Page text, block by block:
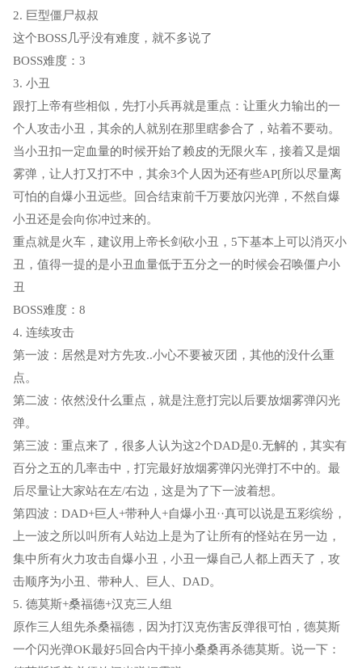
2. 巨型僵尸叔叔
这个BOSS几乎没有难度，就不多说了
BOSS难度：3
3. 小丑
跟打上帝有些相似，先打小兵再就是重点：让重火力输出的一
个人攻击小丑，其余的人就别在那里瞎参合了，站着不要动。
当小丑扣一定血量的时候开始了赖皮的无限火车，接着又是烟
雾弹，让人打又打不中，其余3个人因为还有些AP[所以尽量离
可怕的自爆小丑远些。回合结束前千万要放闪光弹，不然自爆
小丑还是会向你冲过来的。
重点就是火车，建议用上帝长剑砍小丑，5下基本上可以消灭小
丑，值得一提的是小丑血量低于五分之一的时候会召唤僵户小
丑
BOSS难度：8
4. 连续攻击
第一波：居然是对方先攻..小心不要被灭团，其他的没什么重
点。
第二波：依然没什么重点，就是注意打完以后要放烟雾弹闪光
弹。
第三波：重点来了，很多人认为这2个DAD是0.无解的，其实有
百分之五的几率击中，打完最好放烟雾弹闪光弹打不中的。最
后尽量让大家站在左/右边，这是为了下一波着想。
第四波：DAD+巨人+带种人+自爆小丑··真可以说是五彩缤纷，
上一波之所以叫所有人站边上是为了让所有的怪站在另一边，
集中所有火力攻击自爆小丑，小丑一爆自己人都上西天了，攻
击顺序为小丑、带种人、巨人、DAD。
5. 德莫斯+桑福德+汉克三人组
原作三人组先杀桑福德，因为打汉克伤害反弹很可怕，德莫斯
一个闪光弹OK最好5回合内干掉小桑桑再杀德莫斯。说一下：